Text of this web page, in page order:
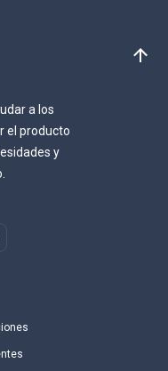
a los
el producto
y